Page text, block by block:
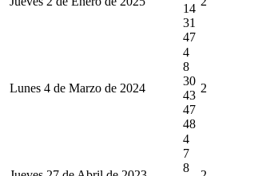
14
31
47
Lunes 4 de Marzo de 2024
4
8
30
43
47
48
2
4
7
8